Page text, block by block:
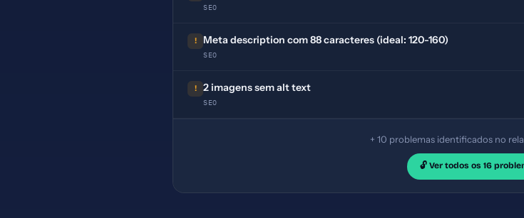
SEO
! Meta description com 88 caracteres (ideal: 120-160)
SEO
! 2 imagens sem alt text
SEO
+ 10 problemas identificados no
🔓 Ver todos os 16